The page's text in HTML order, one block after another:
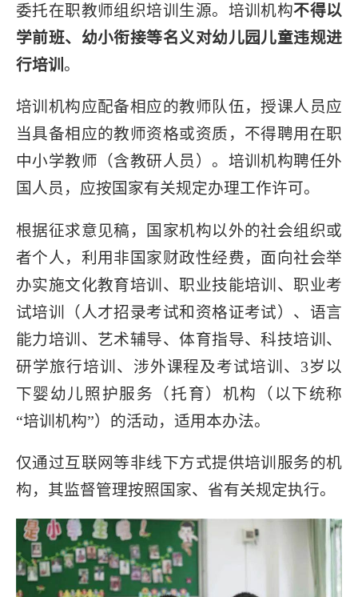
委托在职教师组织培训生源。培训机构不得以
学前班、幼小衔接等名义对幼儿园儿童违规进
行培训 。
培训机构应配备相应的教师队伍，授课人员应
当具备相应的教师资格或资质，不得聘用在职
中小学教师（含教研人员）。培训机构聘任外
国人员，应按国家有关规定办理工作许可。
根据征求意见稿，国家机构以外的社会组织或
者个人，利用非国家财政性经费，面向社会举
办实施文化教育培训、职业技能培训、职业考
试培训（人才招录考试和资格证考试）、语言
能力培训、艺术辅导、体育指导、科技培训、
研学旅行培训、涉外课程及考试培训、3岁以
下婴幼儿照护服务（托育）机构（以下统称
“培训机构”）的活动，适用本办法。
仅通过互联网等非线下方式提供培训服务的机
构，其监督管理按照国家、省有关规定执行。